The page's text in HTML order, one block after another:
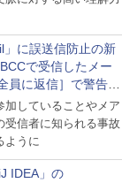
」に誤送信防止の新
で受信したメー
員に返信］で警告を
加していることやメア
受信者に知られる事故
ように
IDEA」の